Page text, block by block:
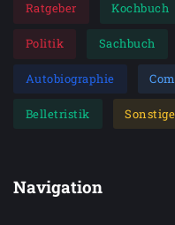
Ratgeber Kochbuch
Politik Sachbuch
Autobiographie
Belletristik
Navigation